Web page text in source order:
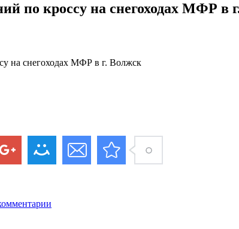
по кроссу на снегоходах МФР в